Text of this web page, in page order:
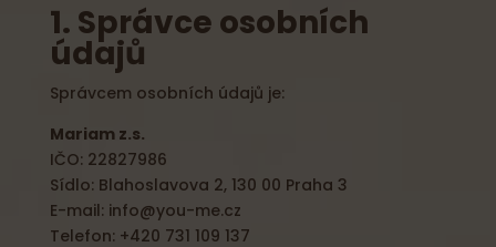
1. Správce osobních
údajů
Správcem osobních údajů je:
Mariam z.s.
IČO: 22827986
Sídlo: Blahoslavova 2, 130 00 Praha 3
E-mail: info@you-me.cz
Telefon: +420 731 109 137